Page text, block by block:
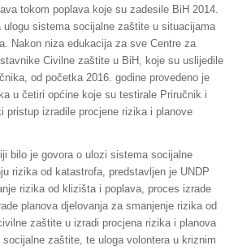
tokom poplava koje su zadesile BiH 2014.
ulogu sistema socijalne zaštite u situacijama
Nakon niza edukacija za sve Centre za
Civilne zaštite u BiH, koje su uslijedile
od početka 2016. godine provedeno je
u četiri općine koje su testirale Priručnik i
pristup izradile procjene rizika i planove
bilo je govora o ulozi sistema socijalne
rizika od katastrofa, predstavljen je UNDP
rizika od klizišta i poplava, proces izrade
planova djelovanja za smanjenje rizika od
zaštite u izradi procjena rizika i planova
zaštite, te uloga volontera u kriznim